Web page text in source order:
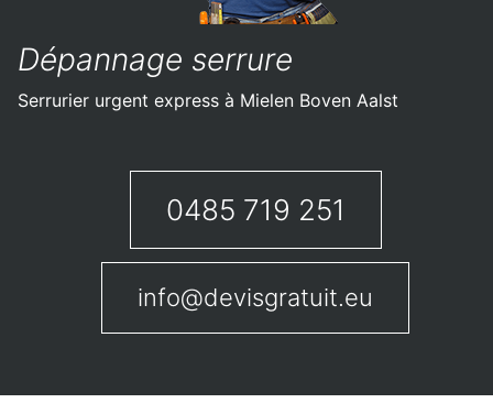
Dépannage serrure
Serrurier urgent express à Mielen Boven Aalst
0485 719 251
info@devisgratuit.eu